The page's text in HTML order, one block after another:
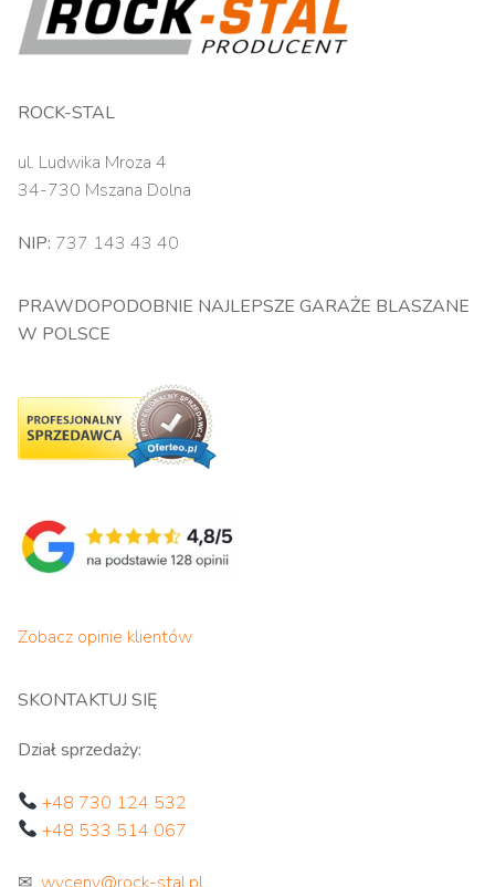
ROCK-STAL
ul. Ludwika Mroza 4
34-730 Mszana Dolna
NIP: 737 143 43 40
PRAWDOPODOBNIE NAJLEPSZE GARAŻE BLASZANE
W POLSCE
Zobacz opinie klientów
SKONTAKTUJ SIĘ
Dział sprzedaży:
+48 730 124 532
+48 533 514 067